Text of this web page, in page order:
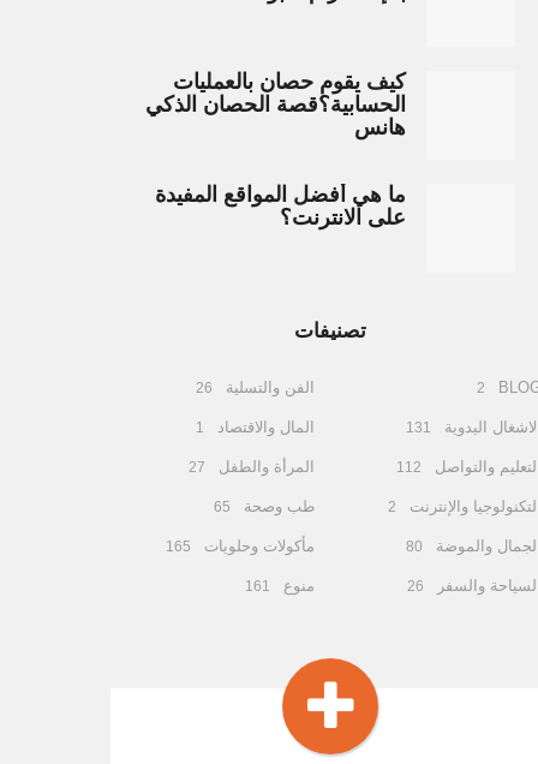
كيف يقوم حصان بالعمليات
الحسابية؟قصة الحصان الذكي
هانس
ما هي أفضل المواقع المفيدة
على الانترنت؟
تصنيفات
2
الاشغال اليدوية 131
التعليم والتواصل 112
التكنولوجيا والإنترنت 2
الجمال والموضة 80
السياحة والسفر 26
الفن والتسلية 26
المال والاقتصاد 1
المرأة والطفل 27
طب وصحة 65
مأكولات وحلويات 165
منوع 161